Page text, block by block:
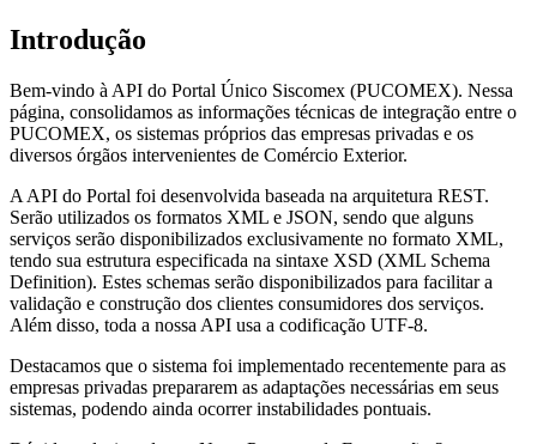
Introdução
Bem-vindo à API do Portal Único Siscomex (PUCOMEX). Nessa
página, consolidamos as informações técnicas de integração entre o
PUCOMEX, os sistemas próprios das empresas privadas e os
diversos órgãos intervenientes de Comércio Exterior.
A API do Portal foi desenvolvida baseada na arquitetura REST.
Serão utilizados os formatos XML e JSON, sendo que alguns
serviços serão disponibilizados exclusivamente no formato XML,
tendo sua estrutura especificada na sintaxe XSD (XML Schema
Definition). Estes schemas serão disponibilizados para facilitar a
validação e construção dos clientes consumidores dos serviços.
Além disso, toda a nossa API usa a codificação UTF-8.
Destacamos que o sistema foi implementado recentemente para as
empresas privadas prepararem as adaptações necessárias em seus
sistemas, podendo ainda ocorrer instabilidades pontuais.